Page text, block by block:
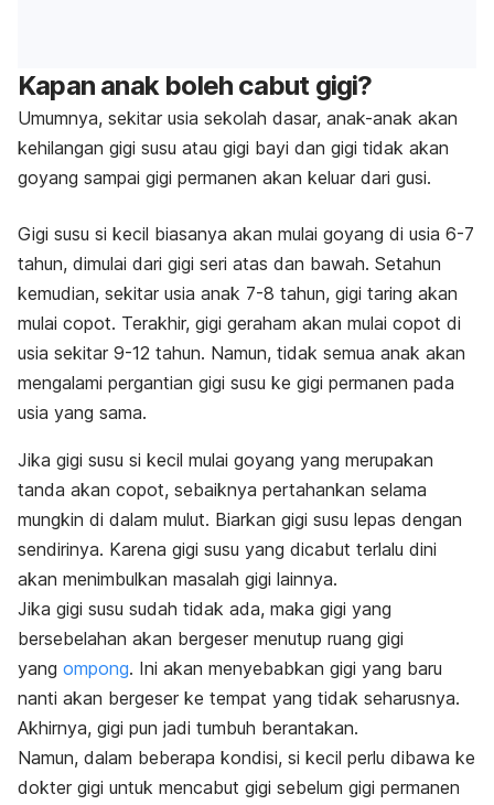
Kapan anak boleh cabut gigi?
Umumnya, sekitar usia sekolah dasar, anak-anak akan
kehilangan gigi susu atau gigi bayi dan gigi tidak akan
goyang sampai gigi permanen akan keluar dari gusi.
Gigi susu si kecil biasanya akan mulai goyang di usia 6-7
tahun, dimulai dari gigi seri atas dan bawah. Setahun
kemudian, sekitar usia anak 7-8 tahun, gigi taring akan
mulai copot. Terakhir, gigi geraham akan mulai copot di
usia sekitar 9-12 tahun. Namun, tidak semua anak akan
mengalami pergantian gigi susu ke gigi permanen pada
usia yang sama.
Jika gigi susu si kecil mulai goyang yang merupakan
tanda akan copot, sebaiknya pertahankan selama
mungkin di dalam mulut. Biarkan gigi susu lepas dengan
sendirinya. Karena gigi susu yang dicabut terlalu dini
akan menimbulkan masalah gigi lainnya.
Jika gigi susu sudah tidak ada, maka gigi yang
bersebelahan akan bergeser menutup ruang gigi
yang ompong. Ini akan menyebabkan gigi yang baru
nanti akan bergeser ke tempat yang tidak seharusnya.
Akhirnya, gigi pun jadi tumbuh berantakan.
Namun, dalam beberapa kondisi, si kecil perlu dibawa ke
dokter gigi untuk mencabut gigi sebelum gigi permanen